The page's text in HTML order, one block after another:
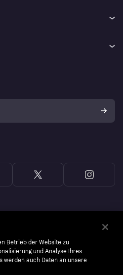
Betrieb der Website zu
und Analyse Ihres
werden auch Daten an unsere